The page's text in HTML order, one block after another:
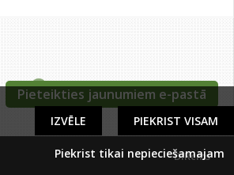
Pieteikties jaunumiem e-pastā
Tīraines iela 5c, Rīga
DIRcms
PIEKRIST VISAM
IZVĒLE
Piekrist tikai nepieciešamajam